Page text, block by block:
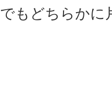
もどちらか